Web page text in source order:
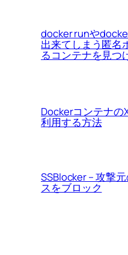
docker runや
出来てしまう匿名
るコンテナを見つ
Dockerコンテナの
利用する方法
SSBlocker – 攻撃
スをブロック